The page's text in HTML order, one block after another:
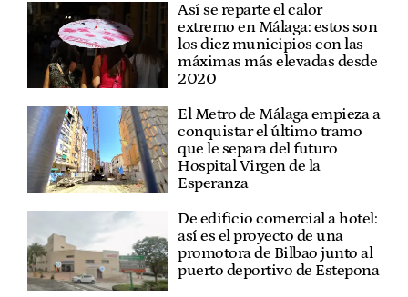
Así se reparte el calor
extremo en Málaga: estos son
los diez municipios con las
máximas más elevadas desde
2020
El Metro de Málaga empieza a
conquistar el último tramo
que le separa del futuro
Hospital Virgen de la
Esperanza
De edificio comercial a hotel:
así es el proyecto de una
promotora de Bilbao junto al
puerto deportivo de Estepona